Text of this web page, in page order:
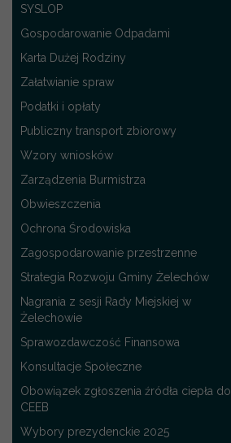
SYSLOP
Gospodarowanie Odpadami
Karta Dużej Rodziny
Załatwianie spraw
Podatki i opłaty
Publiczny transport zbiorowy
Wzory wniosków
Zarządzenia Burmistrza
Obwieszczenia
Ochrona Środowiska
Zagospodarowanie przestrzenne
Strategia Rozwoju Gminy Żelechów
Nagrania z sesji Rady Miejskiej w
Żelechowie
Sprawozdawczość Finansowa
Konsultacje Społeczne
Obowiązek zgłoszenia źródła ciepła do
CEEB
Wybory prezydenckie 2025